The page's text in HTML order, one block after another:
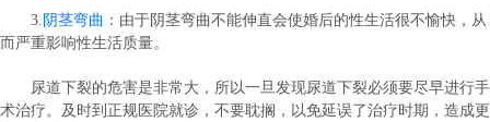
3. 阴茎弯曲 ：由于阴茎弯曲不能伸直会使婚后的性生活很不愉快，从
而严重影响性生活质量。
尿道下裂的危害是非常大，所以一旦发现尿道下裂必须要尽早进行手
术治疗。及时到正规医院就诊，不要耽搁，以免延误了治疗时期，造成更